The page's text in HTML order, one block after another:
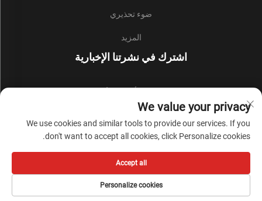
ضوء تحذيري
المزيد
اشترك في نشرتنا الإخبارية
فريقنا.
سياسة الخصوصية
We value your privacy
We use cookies and similar tools to provide our services. If you
don't want to accept all cookies, click Personalize cookies.
Personalize cookies
Accept all